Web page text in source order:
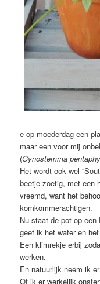
e op moederdag een
maar een voor mij
(Gynostemma
Het wordt ook wel
beetje zoetig, met een
vreemd, want het
komkommerachtigen.
Nu staat de pot op
geef ik het water en
Een klimrekje erbij
werken.
En natuurlijk neem ik
Of ik er werkelijk